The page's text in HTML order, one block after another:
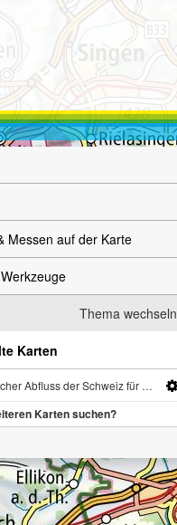
Messen auf der Karte
Thema wechseln
Karten
der Schweiz für die ferne Zukunft (2070 - 2099)
Karten suchen?